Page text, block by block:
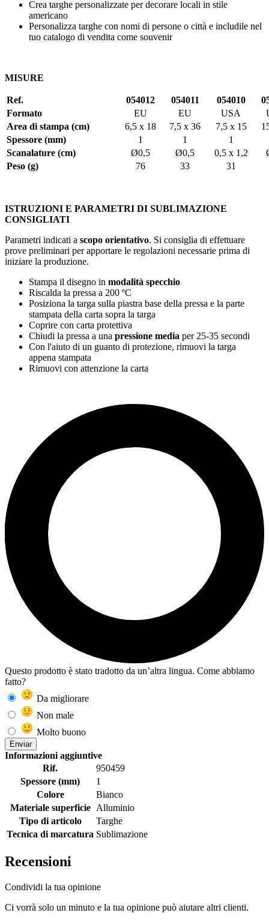
Crea targhe personalizzate per decorare locali in stile
americano
Personalizza targhe con nomi di persone o città e includile nel
tuo catalogo di vendita come souvenir
MISURE
Ref. 054012 054011 054010
Formato
EU EU USA
Area di stampa (cm)
6,5 x 18 7,5 x 36 7,5 x 15
Spessore (mm)
1 1
1
Scanalature (cm)
Ø0,5 Ø0,5 0,5 x 1,2
Peso (g)
76 33 31
ISTRUZIONI E PARAMETRI DI SUBLIMAZIONE
CONSIGLIATI
Parametri indicati a scopo orientativo. Si consiglia di effettuare
prove preliminari per apportare le regolazioni necessarie prima di
iniziare la produzione.
Stampa il disegno in modalità specchio
Riscalda la pressa a 200 ºC
Posiziona la targa sulla piastra base della pressa e la parte
stampata della carta sopra la targa
Coprire con carta protettiva
Chiudi la pressa a una pressione media per25-35 secondi
Con l'aiuto di un guanto di protezione, rimuovi la targa
appena stampata
Rimuovi con attenzione la carta
Questo prodotto è stato tradotto da un’altra lingua. Come abbiamo
fatto?
Da migliorare
Non male
Molto buono
Enviar
Informazioni aggiuntive
Rif.
950459
Spessore (mm)
1
Colore
Bianco
Materiale superficie Alluminio
Tipo di articolo
Targhe
Tecnica di marcatura Sublimazione
Recensioni
Condividi la tua opinione
Ci vorrà solo un minuto e la tua opinione può aiutare altri clienti.